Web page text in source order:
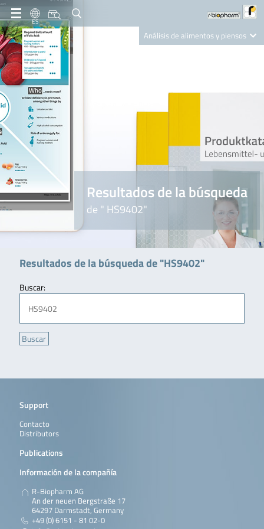
ES
Análisis de alimentos y piensos
Nutrition Care
Resultados de la búsqueda
de " HS9402"
Resultados de la búsqueda de "HS9402"
Buscar:
Support
Contacto
Distributors
Publications
Información de la compañía
R-Biopharm AG
An der neuen Bergstraße 17
64297 Darmstadt, Germany
+49 (0) 6151 - 81 02-0